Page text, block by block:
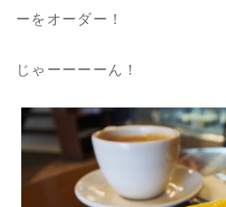
ーをオーダー！
じゃーーーーん！